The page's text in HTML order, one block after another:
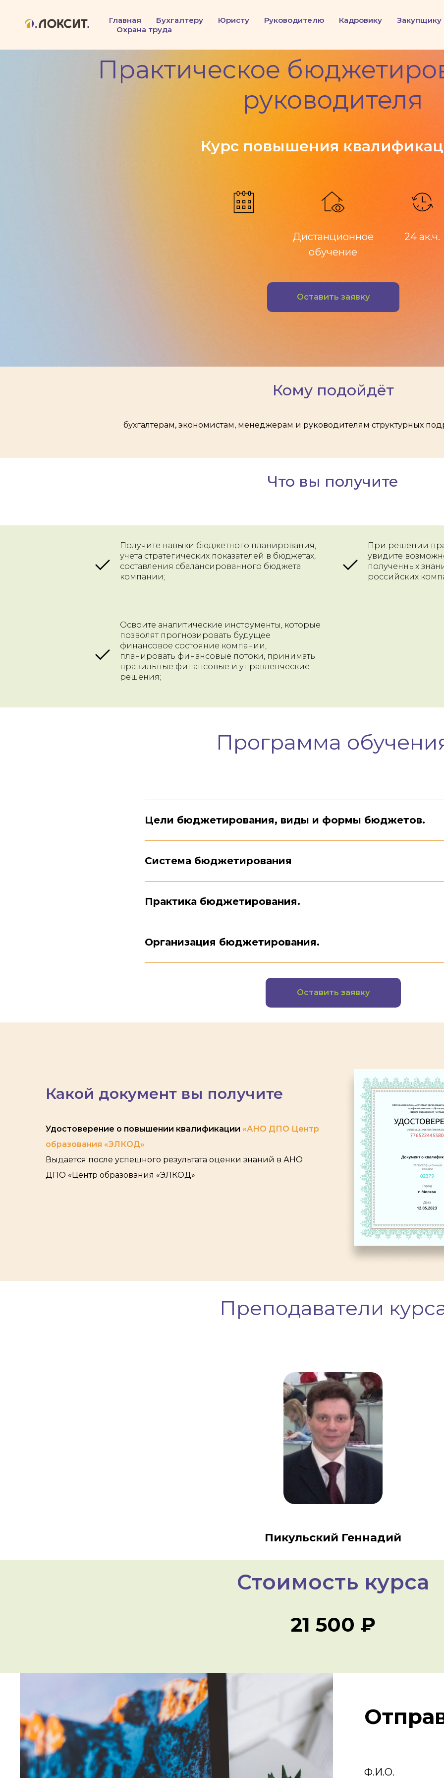
Главная Бухгалтеру Юристу Руководителю Кадровику
Закупщику
Охрана труда
Практическое
руководителя
Курс повышения
Дистанционное
обучение
24 ак.ч.
Оставить заявку
Кому подойдёт
бухгалтерам, экономистам, менеджерам и руководителям структурных
Что вы получите
Получите навыки бюджетного планирования,
учета стратегических показателей в бюджетах,
составления сбалансированного бюджета
компании;
При решении
увидите
полученных
российских
Освоите аналитические инструменты, которые
позволят прогнозировать будущее
финансовое состояние компании,
планировать финансовые потоки, принимать
правильные финансовые и управленческие
решения;
Программа
Цели бюджетирования, виды и формы бюджетов.
Система бюджетирования
Практика бюджетирования.
Организация бюджетирования.
Оставить заявку
Какой документ вы получите
Удостоверение о повышении квалификации «АНО ДПО Центр
образования «ЭЛКОД»
Выдается после успешного результата оценки знаний в АНО
ДПО «Центр образования «ЭЛКОД»
Преподаватели
Пикульский Геннадий
Стоимость курса
21 500 ₽
Ф.И.О.